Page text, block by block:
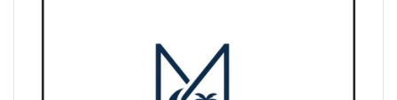
Antalya’daki yolsuzluk soruşturmasında iki yeni gözaltı